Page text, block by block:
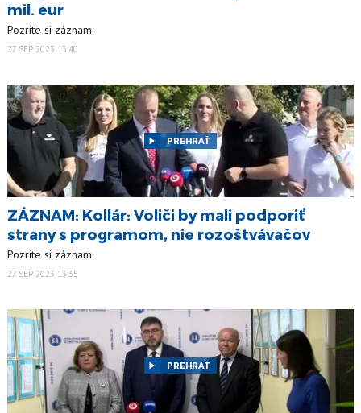
mil. eur
Pozrite si záznam.
27 SEP 2023 13:40
PREHRAŤ
ZÁZNAM: Kollár: Voliči by mali podporiť
strany s programom, nie rozoštvávačov
Pozrite si záznam.
27 SEP 2023 13:35
PREHRAŤ